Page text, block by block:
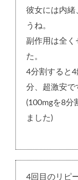
彼女には内緒
うね。
副作用は全く
た。
4分割すると
分、超激安
(100mgを8分
ました)
4回目のリピ